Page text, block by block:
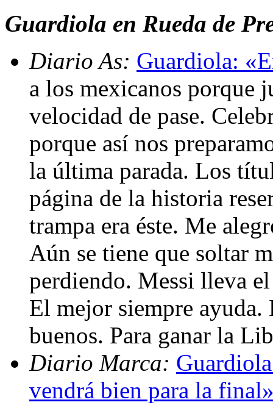
Guardiola en Rueda de
Diario As: Guardiola:
a los mexicanos porque
velocidad de pase.
porque así nos
la última parada. Los
página de la historia
trampa era éste. Me
Aún se tiene que soltar
perdiendo. Messi lleva
El mejor siempre ayuda.
buenos. Para ganar la
Diario Marca:
vendrá bien para la